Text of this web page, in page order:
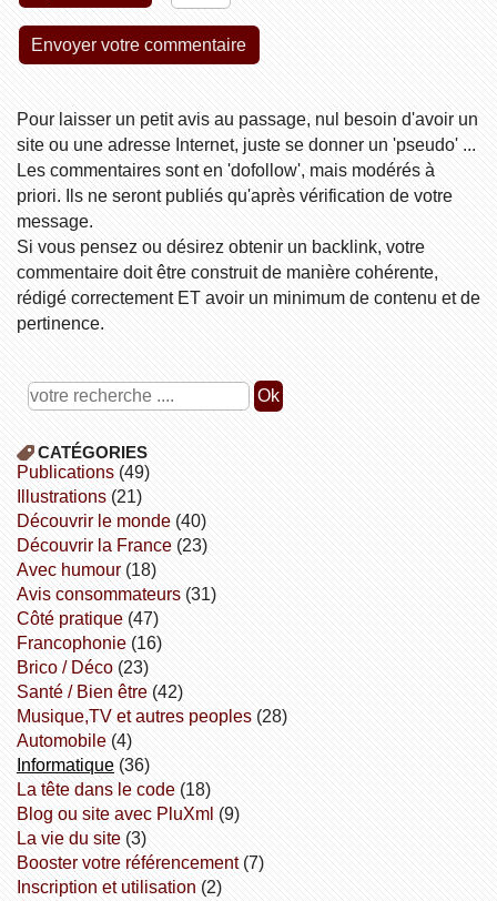
Pour laisser un petit avis au passage, nul besoin d'avoir un
site ou une adresse Internet, juste se donner un 'pseudo' ...
Les commentaires sont en 'dofollow', mais modérés à
priori. Ils ne seront publiés qu'après vérification de votre
message.
Si vous pensez ou désirez obtenir un backlink, votre
commentaire doit être construit de manière cohérente,
rédigé correctement ET avoir un minimum de contenu et de
pertinence.
CATÉGORIES
publications(49)
illustrations(21)
découvrir le monde(40)
découvrir la France(23)
avec humour(18)
avis consommateurs(31)
côté pratique(47)
Francophonie(16)
Brico / Déco(23)
Santé / Bien être(42)
Musique,TV et autres peoples(28)
Automobile(4)
informatique(36)
la tête dans le code(18)
Blog ou site avec PluXml (9)
la vie du site(3)
booster votre référencement(7)
inscription et utilisation (2)